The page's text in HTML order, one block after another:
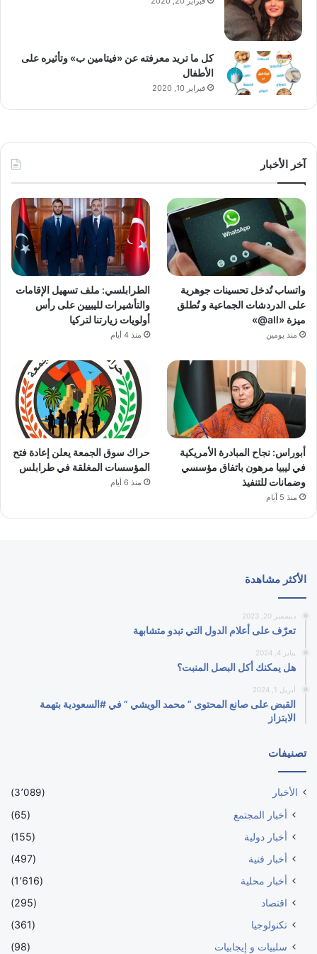
كل ما تريد معرفته عن «فيتامين ب» وتأثيره على
الأطفال
فبراير 10, 2020
آخر الأخبار
واتساب تُدخل تحسينات جوهرية
على الدردشات الجماعية و تُطلق
ميزة «all@»
منذ يومين
الطرابلسي: ملف تسهيل الإقامات
والتأشيرات لليبيين على رأس
أولويات زيارتنا لتركيا
منذ 4 أيام
أبوراس: نجاح المبادرة الأمريكية
في ليبيا مرهون باتفاق مؤسسي
وضمانات للتنفيذ
منذ 5 أيام
حراك سوق الجمعة يعلن إعادة فتح
المؤسسات المغلقة في طرابلس
منذ 6 أيام
الأكثر مشاهدة
ديسمبر 20, 2023
تعرّف على أعلام الدول التي تبدو متشابهة
يناير 4, 2024
هل يمكنك أكل البصل المنبت؟
أبريل 1, 2024
القبض على صانع المحتوى ” محمد الويشي ” في #السعودية بتهمة
الابتزاز
تصنيفات
الأخبار (3٬089)
أخبار المجتمع
(65)
أخبار دولية
(155)
أخبار فنية
(497)
أخبار محلية
(1٬616)
اقتصاد
(295)
تكنولوجيا
(361)
سلبيات و إيجابيات
(98)